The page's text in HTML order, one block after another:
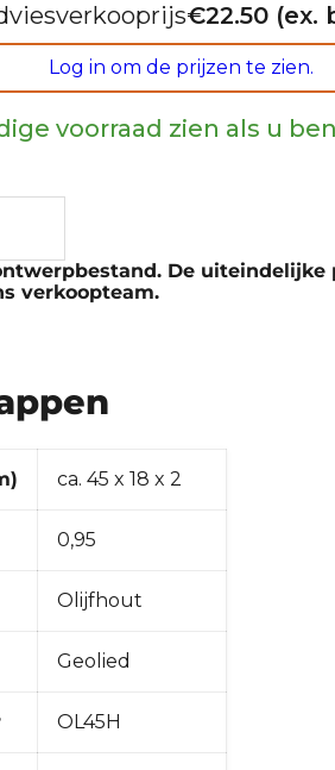
€22.50 (ex.
Log in om de prijzen te zien.
voorraad zien als u
De
verkoopteam.
ca. 45 x 18 x 2
0,95
Olijfhout
Geolied
OL45H